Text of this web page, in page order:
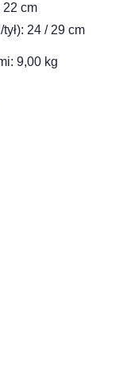
22 cm
24 / 29 cm
9,00 kg